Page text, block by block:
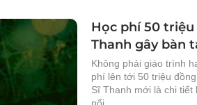
Học phí 50
Thanh gây bàn
Không phải giáo trình
phí lên tới 50 triệu
Sĩ Thanh mới là chi tiết